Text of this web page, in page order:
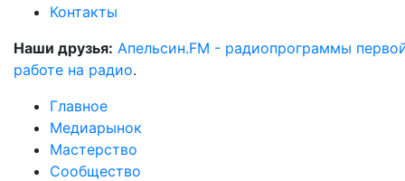
Контакты
Наши друзья: Апельсин.FM - радиопрограммы
работе на радио.
Главное
Медиарынок
Мастерство
Сообщество